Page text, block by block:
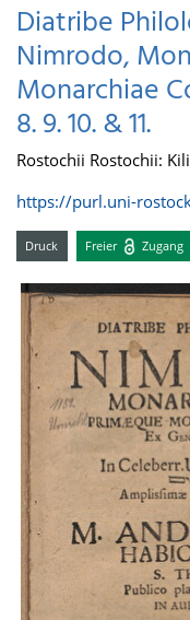
Diatribe
Nimrodo,
Monarchiae
8. 9. 10. & 11.
Rostochii Rostochii:
https://purl.uni-
Druck Freier Zugang